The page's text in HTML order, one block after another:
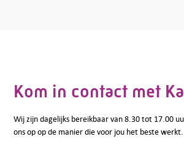
Kom in contact met
Wij zijn dagelijks bereikbaar van 8.30 tot 17.00
ons op op de manier die voor jou het beste werkt.